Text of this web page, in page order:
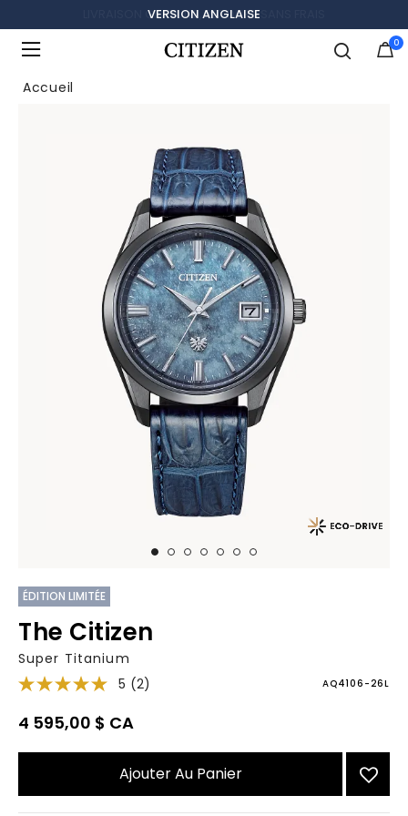
LIVRAISON GRATUITE, RETOURS SANS FRAIS
0
Accueil
ÉDITION LIMITÉE
The Citizen
Super Titanium
5 (2) AQ4106-26L
4 595,00 $ CA
Ajouter Au Panier